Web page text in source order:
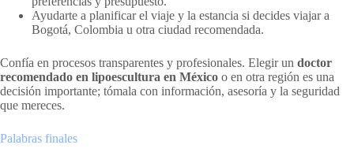
Ayudarte a planificar el viaje y la estancia si decides viajar a
Bogotá, Colombia u otra ciudad recomendada.
Confía en procesos transparentes y profesionales. Elegir un doctor
recomendado en lipoescultura en México o en otra región es una
decisión importante; tómala con información, asesoría y la seguridad
que mereces.
Palabras finales